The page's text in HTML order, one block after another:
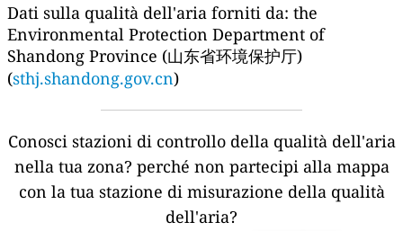
Dati sulla qualità dell'aria forniti da: the
Environmental Protection Department of
Shandong Province (山东省环境保护厅)
(sthj.shandong.gov.cn)
Conosci stazioni di controllo della qualità dell'aria
nella tua zona? perché non partecipi alla mappa
con la tua stazione di misurazione della qualità
dell'aria?